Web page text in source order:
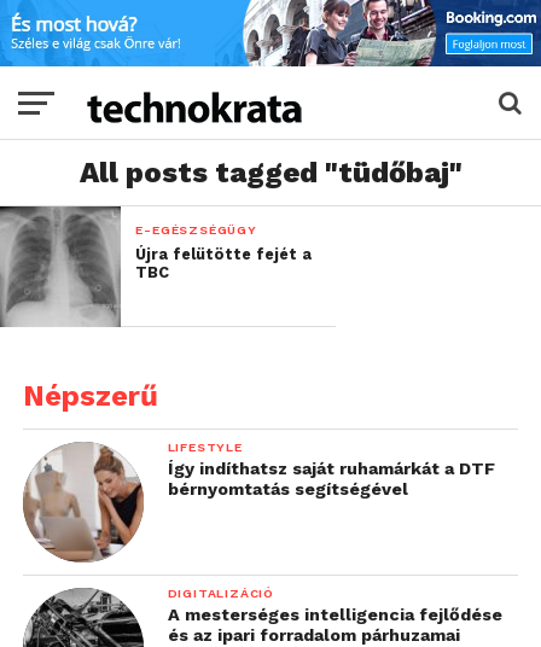
All posts tagged "tüdőbaj"
E-EGÉSZSÉGÜGY
Újra felütötte fejét a
TBC
Népszerű
LIFESTYLE
Így indíthatsz saját ruhamárkát a DTF
bérnyomtatás segítségével
DIGITALIZÁCIÓ
A mesterséges intelligencia fejlődése
és az ipari forradalom párhuzamai